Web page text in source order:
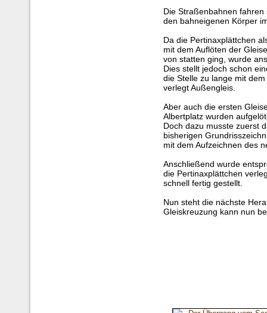
Die Straßenbahnen
den bahneigenen Körper
Da die Pertinaxplättchen
mit dem Auflöten der
von statten ging, wurde
Dies stellt jedoch schon
die Stelle zu lange mit
verlegt Außengleis.
Aber auch die ersten
Albertplatz wurden
Doch dazu musste zuerst
bisherigen
mit dem Aufzeichnen des
Anschließend wurde
die Pertinaxplättchen
schnell fertig gestellt.
Nun steht die nächste
Gleiskreuzung kann nun